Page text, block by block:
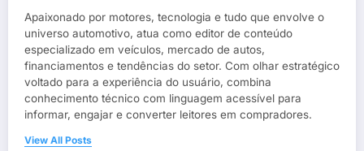
Apaixonado por motores, tecnologia e tudo que envolve o
universo automotivo, atua como editor de conteúdo
especializado em veículos, mercado de autos,
financiamentos e tendências do setor. Com olhar estratégico
voltado para a experiência do usuário, combina
conhecimento técnico com linguagem acessível para
informar, engajar e converter leitores em compradores.
View All Posts